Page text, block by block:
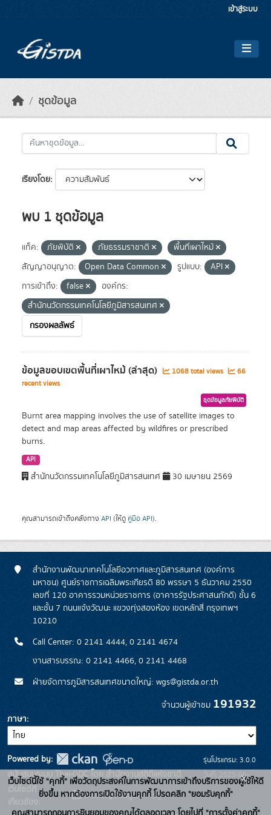
เข้าสู่ระบบ
ชุดข้อมูล
เรียงโดย
พบ 1 ชุดข้อมูล
แท็ค: ภัยพิบัติ ภัยธรรมราชาติ
พื้นที่เผาไหม้
สัญญาอนุญาต:
Open Data Common รูปแบบ:
API
การเข้าถึง:
false
องค์กร:
สำนักนวัตกรรมเทคโนโลยีภูมิสารสนเทศ
กรองผลลัพธ์
ข้อมูลขอบเขตพื้นที่เผาไหม้ (ล่าสุด) 1068 total views
66
recent views
ชุดข้อมูลภัยพิบัติ
Burnt area mapping involves the use of satellite images to
detect and map areas affected by wildfires or prescribed
burns.
API
สำนักนวัตกรรมเทคโนโลยีภูมิสารสนเทศ 30 เมษายน 2569
คุณสามารถเข้าถึงคลังทาง API (ให้ดู คู่มือ API).
สำนักงานพัฒนาเทคโนโลยีอวกาศและภูมิสารสนเทศ (องค์การ
มหาชน) ศูนย์ราชการเฉลิมพระเกียรติ 80 พรรษา 5 ธันวาคม 2550
เลขที่ 120 อาคารรวมหน่วยราชการ (อาคารรัฐประศาสนภักดี) ชั้น 6
และชั้น 7 ถนนแจ้งวัฒนะ แขวงทุ่งสองห้อง เขตหลักสี่ กรุงเทพฯ
10210
Call Center: 0 2141 4444, 0 2141 4674
งานสารบรรณ: 0 2141 4466, 0 2141 4468
ฝ่ายจัดการภูมิสารสนเทศขนาดใหญ่: wgs@gistda.or.th
จำนวนผู้เข้าชม 191932
ภาษา
Powered by:
สนับสนุนระบบ Thai-GDC โดย สำนักงานสถิติแห่งชาติ
เว็บไซต์ที่
เกี่ยวข้อง:
ระบบบัญชีข้อมูลภาครัฐ
รุ่นโปรแกรม: 3.0.0
วันที่: 2025-06-
26
เว็บไซต์นี้ใช้ "คุกกี้" เพื่อวัตถุประสงค์ในการพัฒนาการเข้าถึงบริการของผู้ใช้ให้ดี
ยิ่งขึ้น หากต้องการเปิดใช้งานคุกกี้ โปรดคลิก "ยอมรับคุกกี้"
x